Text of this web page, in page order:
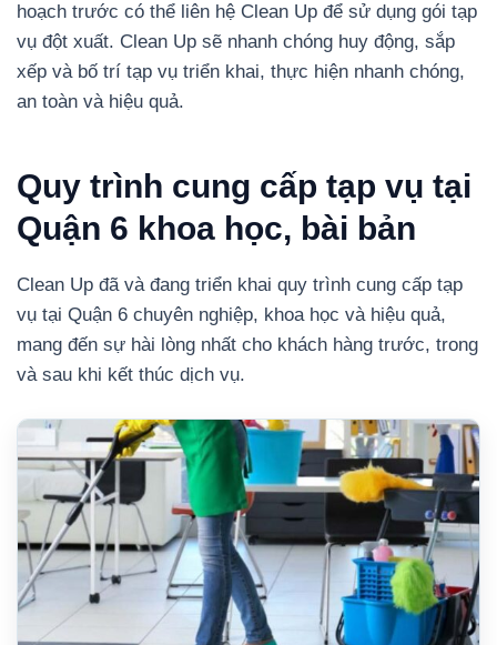
hoạch trước có thể liên hệ Clean Up để sử dụng gói tạp
vụ đột xuất. Clean Up sẽ nhanh chóng huy động, sắp
xếp và bố trí tạp vụ triển khai, thực hiện nhanh chóng,
an toàn và hiệu quả.
Quy trình cung cấp tạp vụ tại
Quận 6 khoa học, bài bản
Clean Up đã và đang triển khai quy trình cung cấp tạp
vụ tại Quận 6 chuyên nghiệp, khoa học và hiệu quả,
mang đến sự hài lòng nhất cho khách hàng trước, trong
và sau khi kết thúc dịch vụ.